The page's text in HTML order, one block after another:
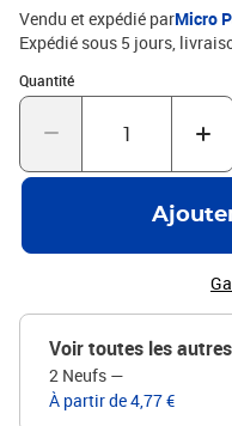
Vendu et expédié parMicro
Expédié sous 5 jours
Quantité
Quantité : 1
Voir toutes les
2 Neufs —
À partir de 4,77 €